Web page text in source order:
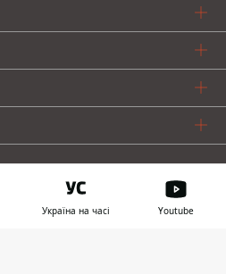
Україна на часі Youtube